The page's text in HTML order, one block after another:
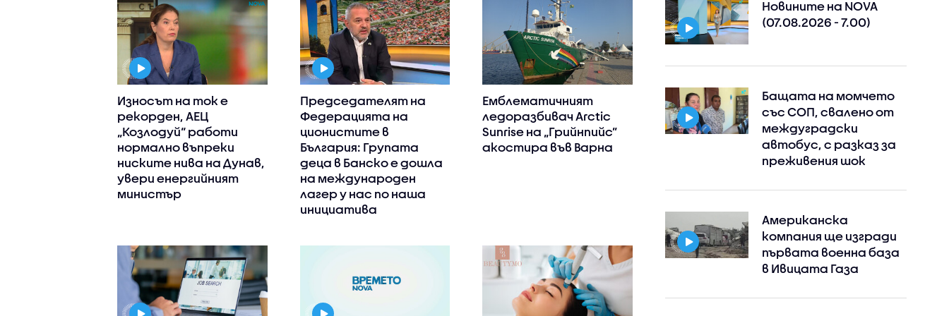
Износът на ток е
рекорден, АЕЦ
„Козлодуй“ работи
нормално въпреки
ниските нива на Дунав,
увери енергийният
министър
Председателят на
Федерацията на
ционистите в
България: Групата
деца в Банско е дошла
на международен
лагер у нас по наша
инициатива
Емблематичният
ледоразбивач Arctic
Sunrise на „Грийнпийс”
акостира във Варна
Новините на NOVA
(07.08.2026 - 7.00)
Бащата на момчето
със СОП, свалено от
междуградски
автобус, с разказ за
преживения шок
Американска
компания ще изгради
първата военна база
в Ивицата Газа